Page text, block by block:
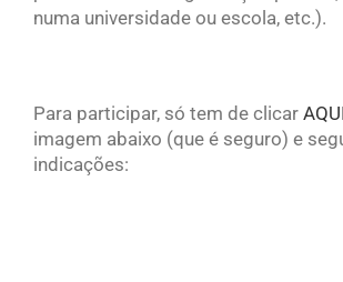
numa universidade ou escola, etc.).
Para participar, só tem de clicar
imagem abaixo (que é seguro) e
indicações: